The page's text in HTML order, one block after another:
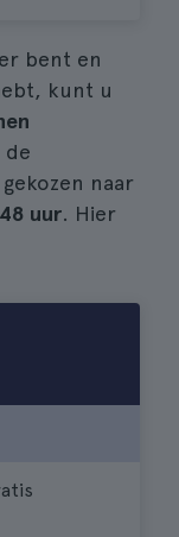
bent en
kunt u
de
naar
uur. Hier